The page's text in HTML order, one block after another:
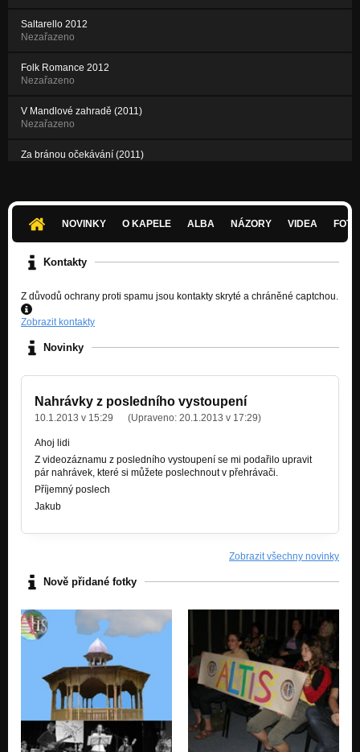
Saltarello 2012
Nezařazeno
Folk Romance 2012
Nezařazeno
V Mandlové zahradě (2011)
Nezařazeno
Za bránou očekávání (2011)
NOVINKY
O KAPELE ALBA NÁZORY VIDEA
Kontakty
Z důvodů ochrany proti spamu jsou kontakty skryté a chráněné captchou.
Zobrazit kontakty
Novinky
Nahrávky z posledního vystoupení
10.1.2013 v 15:29 (Upraveno: 20.1.2013 v 17:29)
Ahoj lidi
Z videozáznamu z posledního vystoupení se mi podařilo upravit
pár nahrávek, které si můžete poslechnout v přehrávači.
Příjemný poslech
Jakub
Zobrazit všechny novinky
Nově přidané fotky